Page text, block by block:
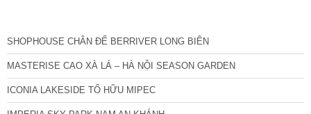
SHOPHOUSE CHÂN ĐẾ BERRIVER LONG BIÊN
MASTERISE CAO XÀ LÁ – HÀ NỘI SEASON GARDEN
ICONIA LAKESIDE TỐ HỮU MIPEC